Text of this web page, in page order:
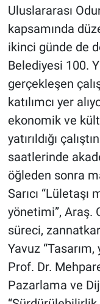
Uluslararası
kapsamında
ikinci günde de
Belediyesi 100.
gerçekleşen
katılımcı yer
ekonomik ve
yatırıldığı
saatlerinde
öğleden sonra
Sarıcı
yönetimi”, Araş.
süreci,
Yavuz
Prof. Dr.
Pazarlama ve